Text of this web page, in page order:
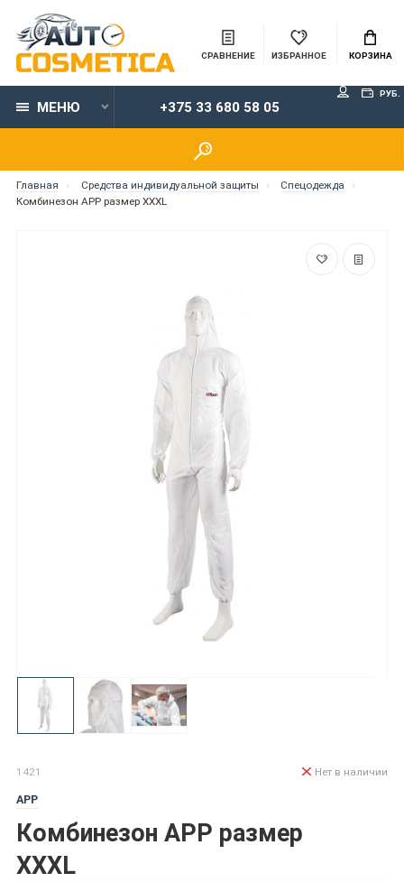
СРАВНЕНИЕ ИЗБРАННОЕ КОРЗИНА
МЕНЮ +375 33 680 58 05
РУБ.
Главная Средства индивидуальной защиты
Спецодежда
Комбинезон APP размер XXXL
1421
APP
Комбинезон APP размер
XXXL
Нет в наличии